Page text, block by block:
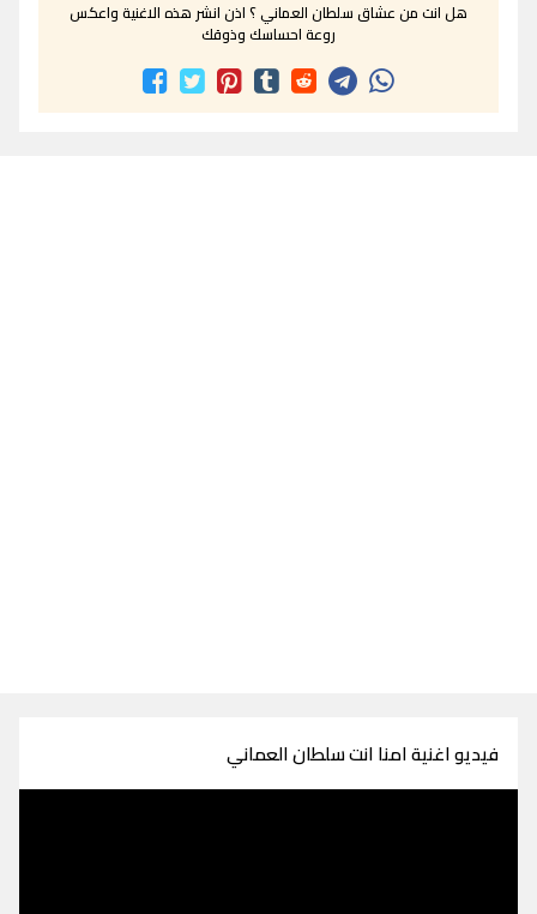
هل انت من عشاق سلطان العماني ؟ اذن انشر هذه الاغنية واعكس
روعة احساسك وذوقك
فيديو اغنية امنا انت سلطان العماني